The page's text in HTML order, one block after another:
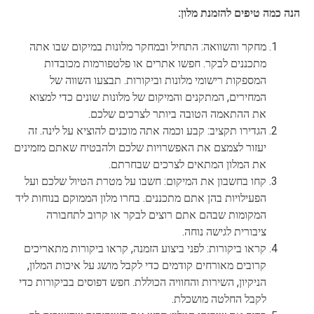
הנה כמה טיפים להזמנת מלון:
מחקר והשוואה: התחיל ובמחקר מלונות במיקום שבו אתה
מתכננים לבקר. חפשו אתרים או פלטפורמות מכובדות
המספקות רישומי מלונות וביקורות. תבצעו השווה של
המחירים, המתקנים והמיקום של מלונות שונים כדי למצוא
את ההתאמה הטובה ביותר לצרכים שלכם.
הגדירו תקציב: קבע וכמה אתה מוכנים להוציא על לינה. זה
יעזור לצמצם את האפשרויות שלכם ולהבטיח שאתם מזמינים
את המלון המתאים לצרכים שבחרתם.
קחו בחשבון את המיקום: חשבו על מטרת הטיול שלכם ועל
הפעילויות בהן אתם מתכננים. בחרו מלון הממוקם בנוחות ליד
המקומות שבהם אתם רוצים לבקר או קרוב לתחבורה
ציבורית לגישה נוחה.
קראו ביקורות: לפני ביצוע הזמנה, קראו ביקורות מתאריכים
קרובים מאורחים קודמים כדי לקבל מושג על איכות המלון,
הניקיון, השירות והחוויה הכוללת. חפש דפוסים בביקורות כדי
לקבל החלטה מושכלת.